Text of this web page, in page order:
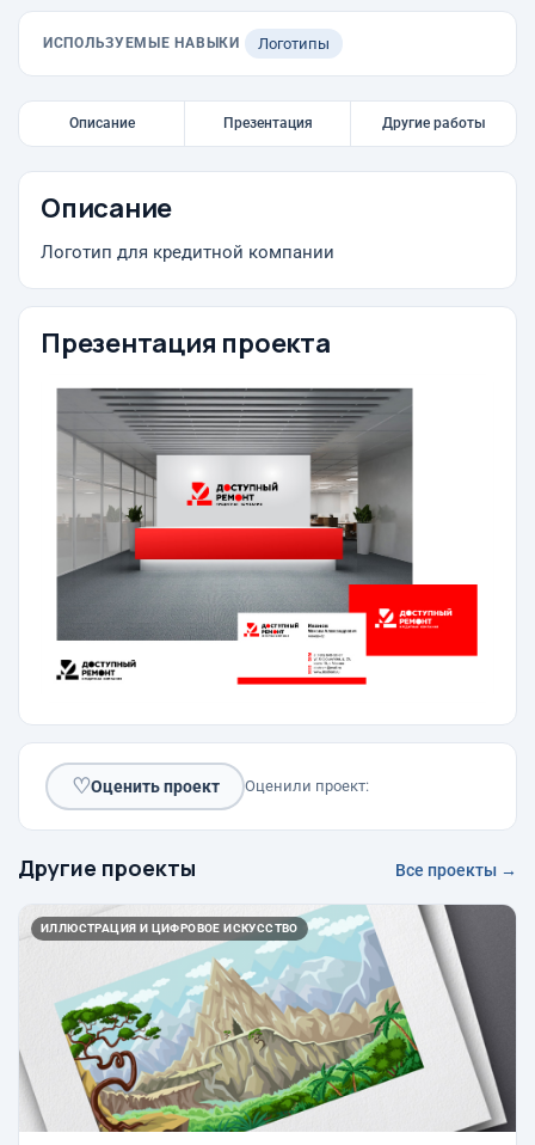
ИСПОЛЬЗУЕМЫЕ НАВЫКИ Логотипы
Описание Презентация Другие работы
Описание
Логотип для кредитной компании
Презентация проекта
♡Оценить проект Оценили проект:
Другие проекты Все проекты →
ИЛЛЮСТРАЦИЯ И ЦИФРОВОЕ ИСКУССТВО